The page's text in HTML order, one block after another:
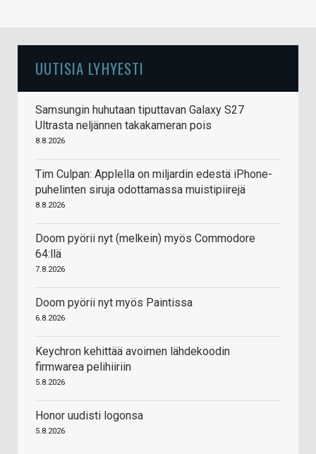
UUTISIA LYHYESTI
Samsungin huhutaan tiputtavan Galaxy S27
Ultrasta neljännen takakameran pois
8.8.2026
Tim Culpan: Applella on miljardin edestä iPhone-
puhelinten siruja odottamassa muistipiirejä
8.8.2026
Doom pyörii nyt (melkein) myös Commodore
64:llä
7.8.2026
Doom pyörii nyt myös Paintissa
6.8.2026
Keychron kehittää avoimen lähdekoodin
firmwarea pelihiiriin
5.8.2026
Honor uudisti logonsa
5.8.2026